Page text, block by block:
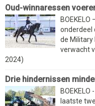
Oud-winnaressen
onderdeel
de Military
verwacht
2024)
Drie hindernissen
laatste